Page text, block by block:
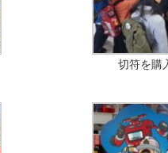
切符を購